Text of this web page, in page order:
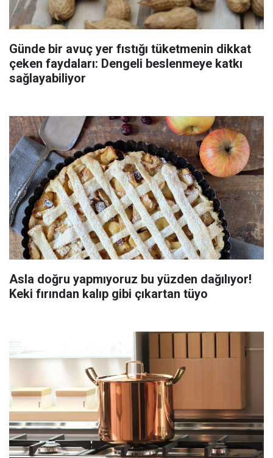
Günde bir avuç yer fıstığı tüketmenin dikkat
çeken faydaları: Dengeli beslenmeye katkı
sağlayabiliyor
Asla doğru yapmıyoruz bu yüzden dağılıyor!
Keki fırından kalıp gibi çıkartan tüyo